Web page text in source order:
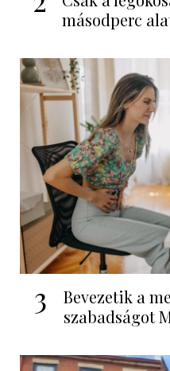
másodperc
3
Bevezetik a
szabadságot